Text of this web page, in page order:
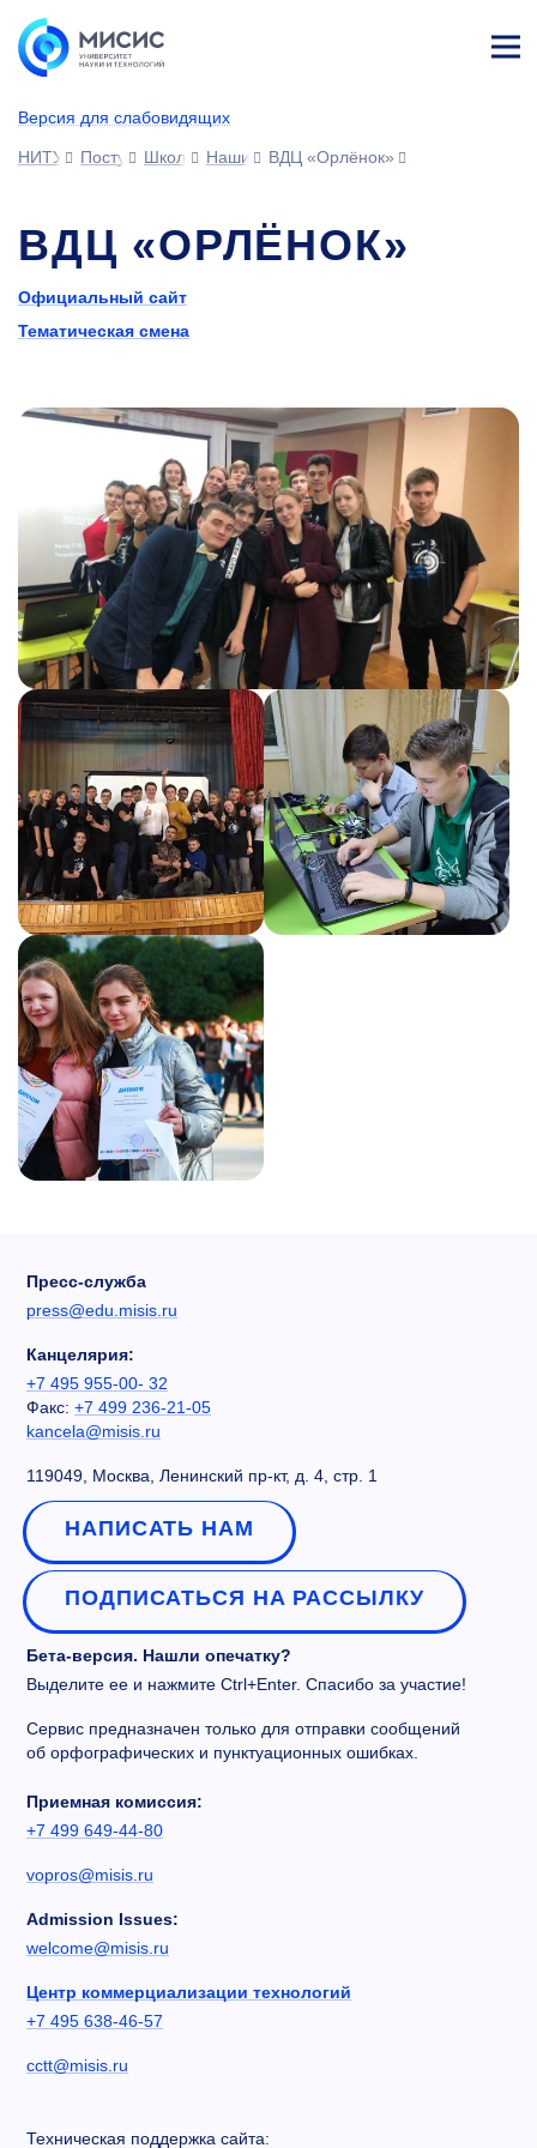
Версия для слабовидящих
НИТУ МИСИСПоступающимШкольникамНаши партнерыВДЦ «Орлёнок»
ВДЦ «ОРЛЁНОК»
Официальный сайт
Тематическая смена
Пресс-служба
press@edu.misis.ru
Канцелярия:
+7 495 955-00- 32
Факс: +7 499 236-21-05
kancela@misis.ru
119049, Москва, Ленинский пр-кт, д. 4, стр. 1
НАПИСАТЬ НАМ
ПОДПИСАТЬСЯ НА РАССЫЛКУ
Бета-версия. Нашли опечатку?
Выделите ее и нажмите Ctrl+Enter. Спасибо за участие!
Сервис предназначен только для отправки сообщений
об орфографических и пунктуационных ошибках.
Приемная комиссия:
+7 499 649-44-80
vopros@misis.ru
Admission Issues:
welcome@misis.ru
Центр коммерциализации технологий
+7 495 638-46-57
cctt@misis.ru
Техническая поддержка сайта: